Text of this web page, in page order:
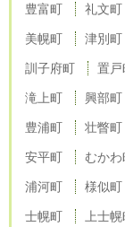
豊富町 礼文町
美幌町 津別町
訓子府町 置戸
滝上町 興部町
豊浦町 壮瞥町
安平町 むかわ
浦河町 様似町
士幌町 上士